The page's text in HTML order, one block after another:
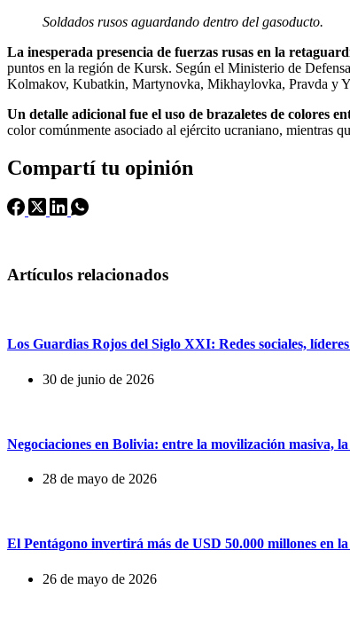
Soldados rusos aguardando dentro del gasoducto.
La inesperada presencia de fuerzas rusas en la
puntos en la región de Kursk. Según el Ministerio de
Kolmakov, Kubatkin, Martynovka, Mikhaylovka, Pravda y
Un detalle adicional fue el uso de brazaletes de colores
color comúnmente asociado al ejército ucraniano, mientras
Compartí tu opinión
Artículos relacionados
Los Guardias Rojos del Siglo XXI: Redes sociales,
30 de junio de 2026
Negociaciones en Bolivia: entre la movilización masiva,
28 de mayo de 2026
El Pentágono invertirá más de USD 50.000 millones en
26 de mayo de 2026